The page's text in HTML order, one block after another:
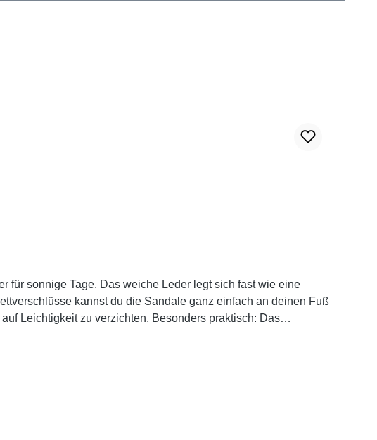
für sonnige Tage. Das weiche Leder legt sich fast wie eine
kannst du die Sandale ganz einfach an deinen Fuß
Leichtigkeit zu verzichten. Besonders praktisch: Das